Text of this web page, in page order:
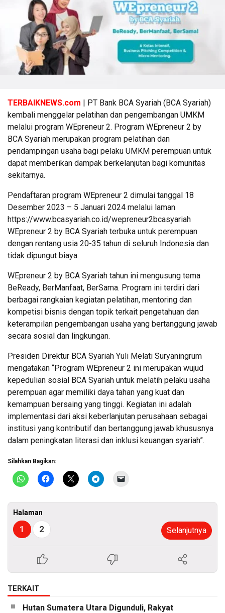
TERBAIKNEWS.com | PT Bank BCA Syariah (BCA Syariah)
kembali menggelar pelatihan dan pengembangan UMKM
melalui program WEpreneur 2. Program WEpreneur 2 by
BCA Syariah merupakan program pelatihan dan
pendampingan usaha bagi pelaku UMKM perempuan untuk
dapat memberikan dampak berkelanjutan bagi komunitas
sekitarnya.
Pendaftaran program WEpreneur 2 dimulai tanggal 18
Desember 2023 – 5 Januari 2024 melalui laman
https://www.bcasyariah.co.id/wepreneur2bcasyariah
WEpreneur 2 by BCA Syariah terbuka untuk perempuan
dengan rentang usia 20-35 tahun di seluruh Indonesia dan
tidak dipungut biaya.
WEpreneur 2 by BCA Syariah tahun ini mengusung tema
BeReady, BerManfaat, BerSama. Program ini terdiri dari
berbagai rangkaian kegiatan pelatihan, mentoring dan
kompetisi bisnis dengan topik terkait pengetahuan dan
keterampilan pengembangan usaha yang bertanggung jawab
secara sosial dan lingkungan.
Presiden Direktur BCA Syariah Yuli Melati Suryaningrum
mengatakan “Program WEpreneur 2 ini merupakan wujud
kepedulian sosial BCA Syariah untuk melatih pelaku usaha
perempuan agar memiliki daya tahan yang kuat dan
kemampuan bersaing yang tinggi. Kegiatan ini adalah
implementasi dari aksi keberlanjutan perusahaan sebagai
institusi yang kontributif dan bertanggung jawab khususnya
dalam peningkatan literasi dan inklusi keuangan syariah”.
Silahkan Bagikan:
Halaman
1 2 Selanjutnya
TERKAIT
Hutan Sumatera Utara Digunduli, Rakyat